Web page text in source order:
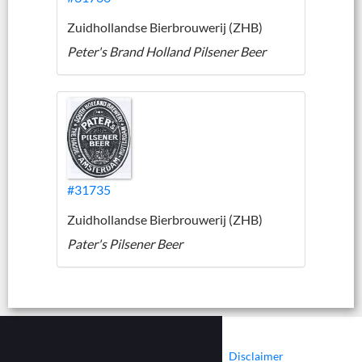
Zuidhollandse Bierbrouwerij (ZHB)
Peter's Brand Holland Pilsener Beer
#31735
Zuidhollandse Bierbrouwerij (ZHB)
Pater's Pilsener Beer
Disclaimer